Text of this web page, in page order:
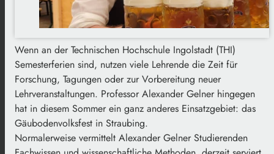
Wenn an der Technischen Hochschule Ingolstadt (THI)
Semesterferien sind, nutzen viele Lehrende die Zeit für
Forschung, Tagungen oder zur Vorbereitung neuer
Lehrveranstaltungen. Professor Alexander Gelner hingegen
hat in diesem Sommer ein ganz anderes Einsatzgebiet: das
Gäubodenvolksfest in Straubing.
Normalerweise vermittelt Alexander Gelner Studierenden